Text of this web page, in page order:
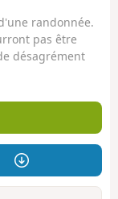
randonnée.
pas être
désagrément